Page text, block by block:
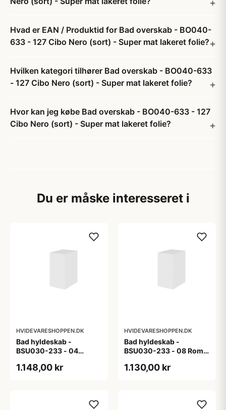
Hvad er EAN / Produktid for Bad overskab - BO040-
633 - 127 Cibo Nero (sort) - Super mat lakeret folie?
Hvilken kategori tilhører Bad overskab - BO040-633
- 127 Cibo Nero (sort) - Super mat lakeret folie?
Hvor kan jeg købe Bad overskab - BO040-633 - 127
Cibo Nero (sort) - Super mat lakeret folie?
Du er måske interesseret i
HVIDEVARESHOPPEN.DK
Bad hyldeskab -
BSU030-233 - 04
1.148,00 kr
HVIDEVARESHOPPEN.DK
Bad hyldeskab -
BSU030-233 - 08 Roma
1.130,00 kr